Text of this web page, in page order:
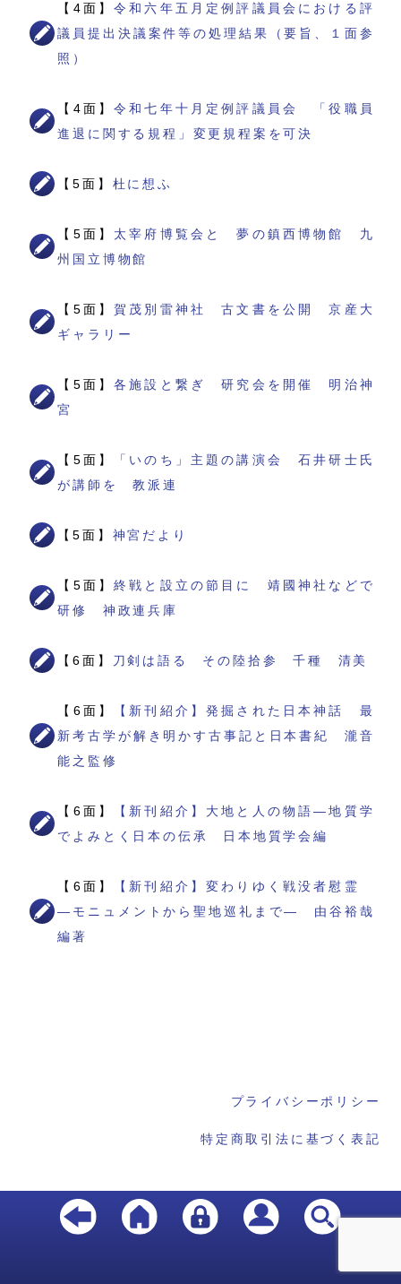
【4面】令和六年五月定例評議員会における評
議員提出決議案件等の処理結果（要旨、１面参
照）
【4面】令和七年十月定例評議員会 「役職員
進退に関する規程」変更規程案を可決
【5面】 杜に想ふ
【5面】 太宰府博覧会と 夢の鎮西博物館 九
州国立博物館
【5面】賀茂別雷神社 古文書を公開 京産大
ギャラリー
【5面】各施設と繋ぎ 研究会を開催 明治神
宮
【5面】
「いのち」主題の講演会 石井研士氏
が講師を 教派連
【5面】 神宮だより
【5面】終戦と設立の節目に 靖國神社などで
研修 神政連兵庫
【6面】 刀剣は語る その陸拾参 千種 清美
【6面】
【新刊紹介】発掘された日本神話 最
新考古学が解き明かす古事記と日本書紀 瀧音
能之監修
【6面】
【新刊紹介】大地と人の物語―地質学
でよみとく日本の伝承 日本地質学会編
【6面】
【新刊紹介】変わりゆく戦没者慰霊
―モニュメントから聖地巡礼まで― 由谷裕哉
編著
プライバシーポリシー
特定商取引法に基づく表記